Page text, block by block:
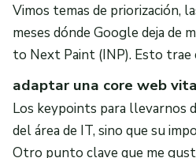
Vimos temas de priorización,
meses dónde Google deja de
to Next Paint (INP). Esto trae
adaptar una core web
Los keypoints para llevarnos
del área de IT, sino que su
Otro punto clave que me